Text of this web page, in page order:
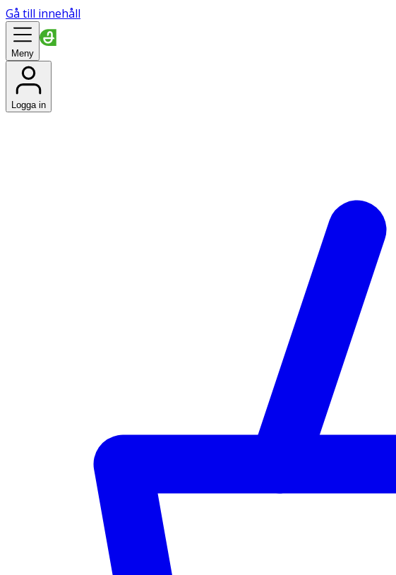
Gå till innehåll
Meny
Logga in